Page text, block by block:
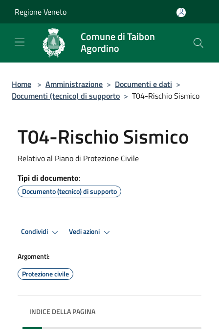
Regione Veneto
Comune di Taibon
Agordino
Home > Amministrazione > Documenti e dati >
Documenti (tecnico) di supporto > T04-Rischio Sismico
T04-Rischio Sismico
Relativo al Piano di Protezione Civile
Tipi di documento:
Documento (tecnico) di supporto
Condividi Vedi azioni
Argomenti:
Protezione civile
INDICE DELLA PAGINA